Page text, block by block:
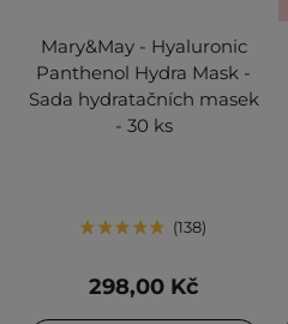
Mary&May - Hyaluronic
Panthenol Hydra Mask -
Sada hydratačních masek
- 30 ks
138
298,00 Kč